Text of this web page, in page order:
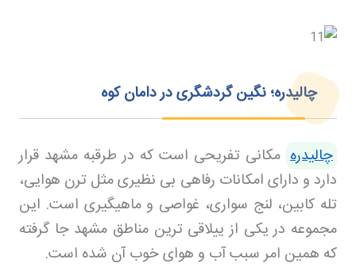
چالیدره؛ نگین گردشگری در دامان کوه
چالیدره مکانی تفریحی است که در طرقبه مشهد قرار
دارد و دارای امکانات رفاهی بی نظیری مثل ترن هوایی،
تله کابین، لنج سواری، غواصی و ماهیگیری است. این
مجموعه در یکی از ییلاقی ترین مناطق مشهد جا گرفته
که همین امر سبب آب و هوای خوب آن شده است.